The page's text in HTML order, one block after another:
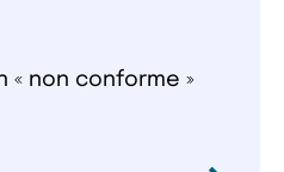
« non conforme »